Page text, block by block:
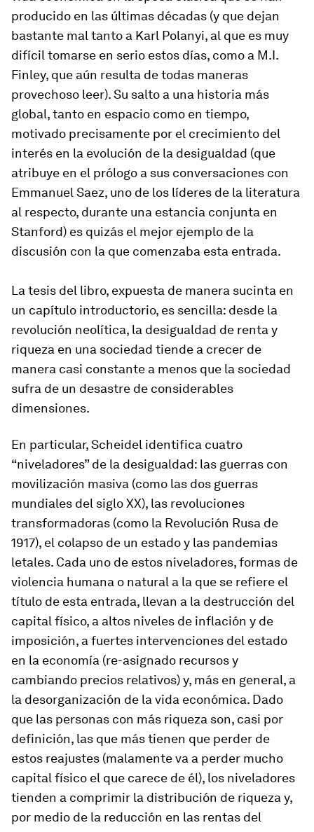
producido en las últimas décadas (y que dejan
bastante mal tanto a Karl Polanyi, al que es muy
difícil tomarse en serio estos días, como a M.I.
Finley, que aún resulta de todas maneras
provechoso leer). Su salto a una historia más
global, tanto en espacio como en tiempo,
motivado precisamente por el crecimiento del
interés en la evolución de la desigualdad (que
atribuye en el prólogo a sus conversaciones con
Emmanuel Saez, uno de los líderes de la literatura
al respecto, durante una estancia conjunta en
Stanford) es quizás el mejor ejemplo de la
discusión con la que comenzaba esta entrada.
La tesis del libro, expuesta de manera sucinta en
un capítulo introductorio, es sencilla: desde la
revolución neolítica, la desigualdad de renta y
riqueza en una sociedad tiende a crecer de
manera casi constante a menos que la sociedad
sufra de un desastre de considerables
dimensiones.
En particular, Scheidel identifica cuatro
“niveladores” de la desigualdad: las guerras con
movilización masiva (como las dos guerras
mundiales del siglo XX), las revoluciones
transformadoras (como la Revolución Rusa de
1917), el colapso de un estado y las pandemias
letales. Cada uno de estos niveladores, formas de
violencia humana o natural a la que se refiere el
título de esta entrada, llevan a la destrucción del
capital físico, a altos niveles de inflación y de
imposición, a fuertes intervenciones del estado
en la economía (re-asignado recursos y
cambiando precios relativos) y, más en general, a
la desorganización de la vida económica. Dado
que las personas con más riqueza son, casi por
definición, las que más tienen que perder de
estos reajustes (malamente va a perder mucho
capital físico el que carece de él), los niveladores
tienden a comprimir la distribución de riqueza y,
por medio de la reducción en las rentas del